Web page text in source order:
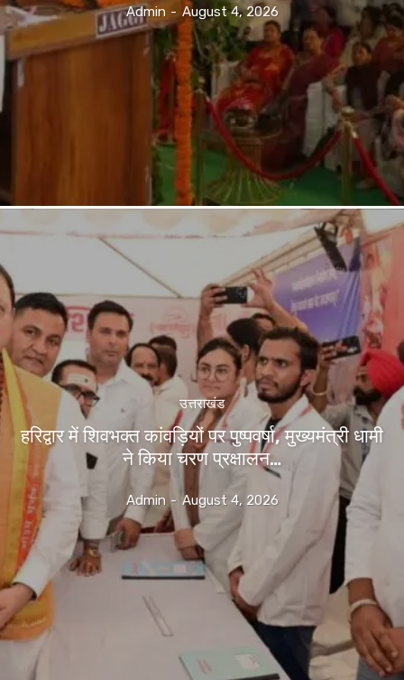
Admin - August 4, 2026
उत्तराखंड
हरिद्वार में शिवभक्त कांवड़ियों पर पुष्पवर्षा, मुख्यमंत्री धामी
ने किया चरण प्रक्षालन…
Admin - August 4, 2026